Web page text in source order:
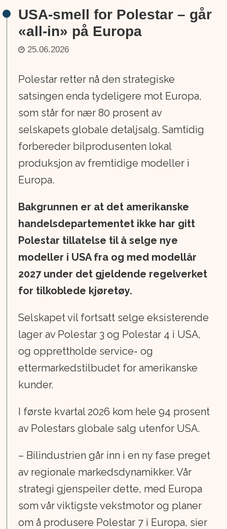
USA-smell for Polestar – går
«all-in» på Europa
25.06.2026
Polestar retter nå den strategiske
satsingen enda tydeligere mot Europa,
som står for nær 80 prosent av
selskapets globale detaljsalg. Samtidig
forbereder bilprodusenten lokal
produksjon av fremtidige modeller i
Europa.
Bakgrunnen er at det amerikanske
handelsdepartementet ikke har gitt
Polestar tillatelse til å selge nye
modeller i USA fra og med modellår
2027 under det gjeldende regelverket
for tilkoblede kjøretøy.
Selskapet vil fortsatt selge eksisterende
lager av Polestar 3 og Polestar 4 i USA,
og opprettholde service- og
ettermarkedstilbudet for amerikanske
kunder.
I første kvartal 2026 kom hele 94 prosent
av Polestars globale salg utenfor USA.
– Bilindustrien går inn i en ny fase preget
av regionale markedsdynamikker. Vår
strategi gjenspeiler dette, med Europa
som vår viktigste vekstmotor og planer
om å produsere Polestar 7 i Europa, sier